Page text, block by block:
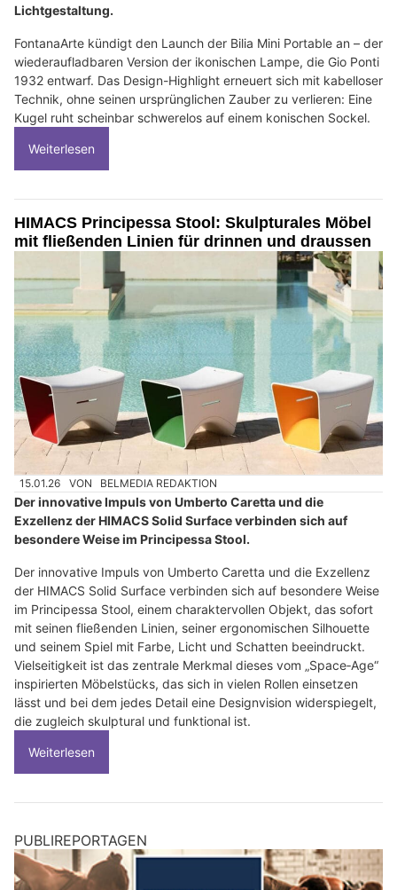
Lichtgestaltung.
FontanaArte kündigt den Launch der Bilia Mini Portable an – der
wiederaufladbaren Version der ikonischen Lampe, die Gio Ponti
1932 entwarf. Das Design-Highlight erneuert sich mit kabelloser
Technik, ohne seinen ursprünglichen Zauber zu verlieren: Eine
Kugel ruht scheinbar schwerelos auf einem konischen Sockel.
Weiterlesen
HIMACS Principessa Stool: Skulpturales Möbel
mit fließenden Linien für drinnen und draussen
15.01.26 VON BELMEDIA REDAKTION
Der innovative Impuls von Umberto Caretta und die
Exzellenz der HIMACS Solid Surface verbinden sich auf
besondere Weise im Principessa Stool.
Der innovative Impuls von Umberto Caretta und die Exzellenz
der HIMACS Solid Surface verbinden sich auf besondere Weise
im Principessa Stool, einem charaktervollen Objekt, das sofort
mit seinen fließenden Linien, seiner ergonomischen Silhouette
und seinem Spiel mit Farbe, Licht und Schatten beeindruckt.
Vielseitigkeit ist das zentrale Merkmal dieses vom „Space‑Age“
inspirierten Möbelstücks, das sich in vielen Rollen einsetzen
lässt und bei dem jedes Detail eine Designvision widerspiegelt,
die zugleich skulptural und funktional ist.
Weiterlesen
PUBLIREPORTAGEN